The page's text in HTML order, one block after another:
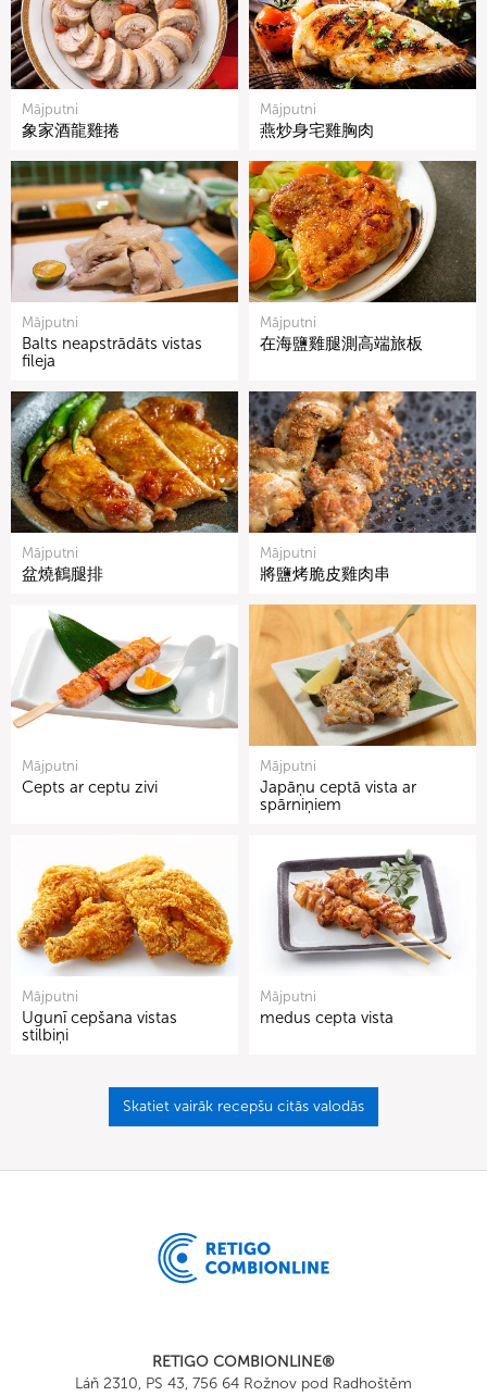
Mājputni
象家酒龍雞捲
Mājputni
燕炒身宅雞胸肉
Mājputni
Balts neapstrādāts vistas
fileja
Mājputni
在海鹽雞腿測高端旅板
Mājputni
盆燒鶴腿排
Mājputni
將鹽烤脆皮雞肉串
Mājputni
Cepts ar ceptu zivi
Mājputni
Japāņu ceptā vista ar
spārniņiem
Mājputni
Ugunī cepšana vistas
stilbiņi
Mājputni
medus cepta vista
Skatiet vairāk recepšu citās valodās
RETIGO COMBIONLINE®
Láň 2310, PS 43, 756 64 Rožnov pod Radhoštěm